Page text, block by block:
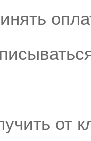
от